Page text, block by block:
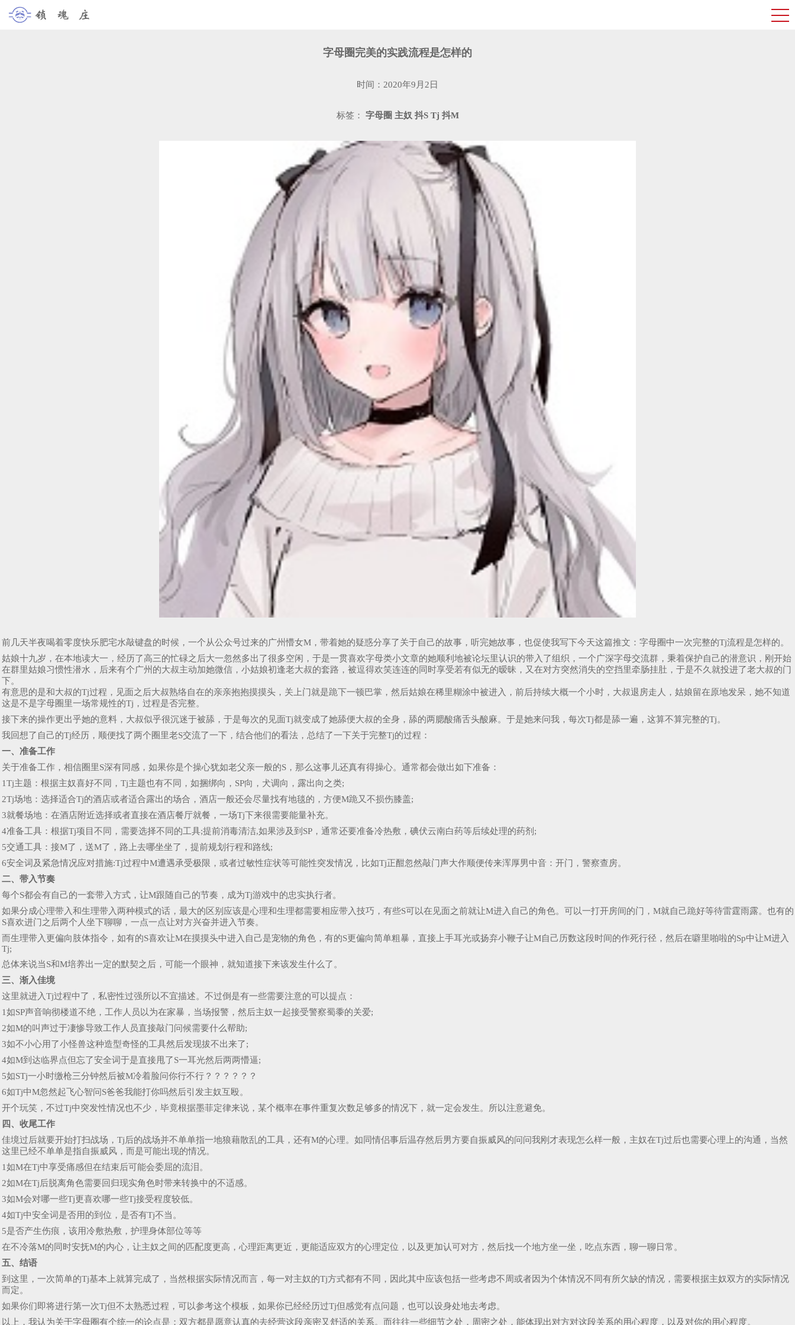
字母圈完美的实践流程是怎样的
时间：2020年9月2日
标签： 字母圈 主奴 抖S Tj 抖M
前几天半夜喝着零度快乐肥宅水敲键盘的时候，一个从公众号过来的广州懵女M，带着她的疑惑分享了关于自己的故事，听完她故事，也促使我写下今天这篇推文：字母圈中一次完整的Tj流程是怎样的。
姑娘十九岁，在本地读大一，经历了高三的忙碌之后大一忽然多出了很多空闲，于是一贯喜欢字母类小文章的她顺利地被论坛里认识的带入了组织，一个广深字母交流群，秉着保护自己的潜意识，刚开始
在群里姑娘习惯性潜水，后来有个广州的大叔主动加她微信，小姑娘初逢老大叔的套路，被逗得欢笑连连的同时享受若有似无的暧昧，又在对方突然消失的空挡里牵肠挂肚，于是不久就投进了老大叔的门
下。
有意思的是和大叔的Tj过程，见面之后大叔熟络自在的亲亲抱抱摸摸头，关上门就是跪下一顿巴掌，然后姑娘在稀里糊涂中被进入，前后持续大概一个小时，大叔退房走人，姑娘留在原地发呆，她不知道
这是不是字母圈里一场常规性的Tj，过程是否完整。
接下来的操作更出乎她的意料，大叔似乎很沉迷于被舔，于是每次的见面Tj就变成了她舔便大叔的全身，舔的两腮酸痛舌头酸麻。于是她来问我，每次Tj都是舔一遍，这算不算完整的Tj。
我回想了自己的Tj经历，顺便找了两个圈里老S交流了一下，结合他们的看法，总结了一下关于完整Tj的过程：
一、准备工作
关于准备工作，相信圈里S深有同感，如果你是个操心犹如老父亲一般的S，那么这事儿还真有得操心。通常都会做出如下准备：
1Tj主题：根据主奴喜好不同，Tj主题也有不同，如捆绑向，SP向，犬调向，露出向之类;
2Tj场地：选择适合Tj的酒店或者适合露出的场合，酒店一般还会尽量找有地毯的，方便M跪又不损伤膝盖;
3就餐场地：在酒店附近选择或者直接在酒店餐厅就餐，一场Tj下来很需要能量补充。
4准备工具：根据Tj项目不同，需要选择不同的工具;提前消毒清洁,如果涉及到SP，通常还要准备冷热敷，碘伏云南白药等后续处理的药剂;
5交通工具：接M了，送M了，路上去哪坐坐了，提前规划行程和路线;
6安全词及紧急情况应对措施:Tj过程中M遭遇承受极限，或者过敏性症状等可能性突发情况，比如Tj正酣忽然敲门声大作顺便传来浑厚男中音：开门，警察查房。
二、带入节奏
每个S都会有自己的一套带入方式，让M跟随自己的节奏，成为Tj游戏中的忠实执行者。
如果分成心理带入和生理带入两种模式的话，最大的区别应该是心理和生理都需要相应带入技巧，有些S可以在见面之前就让M进入自己的角色。可以一打开房间的门，M就自己跪好等待雷霆雨露。也有的
S喜欢进门之后两个人坐下聊聊，一点一点让对方兴奋并进入节奏。
而生理带入更偏向肢体指令，如有的S喜欢让M在摸摸头中进入自己是宠物的角色，有的S更偏向简单粗暴，直接上手耳光或扬弃小鞭子让M自己历数这段时间的作死行径，然后在噼里啪啦的Sp中让M进入
Tj;
总体来说当S和M培养出一定的默契之后，可能一个眼神，就知道接下来该发生什么了。
三、渐入佳境
这里就进入Tj过程中了，私密性过强所以不宜描述。不过倒是有一些需要注意的可以提点：
1如SP声音响彻楼道不绝，工作人员以为在家暴，当场报警，然后主奴一起接受警察蜀黍的关爱;
2如M的叫声过于凄惨导致工作人员直接敲门问候需要什么帮助;
3如不小心用了小怪兽这种造型奇怪的工具然后发现拔不出来了;
4如M到达临界点但忘了安全词于是直接甩了S一耳光然后两两懵逼;
5如STj一小时缴枪三分钟然后被M冷着脸问你行不行？？？？？？
6如Tj中M忽然起飞心智问S爸爸我能打你吗然后引发主奴互殴。
开个玩笑，不过Tj中突发性情况也不少，毕竟根据墨菲定律来说，某个概率在事件重复次数足够多的情况下，就一定会发生。所以注意避免。
四、收尾工作
佳境过后就要开始打扫战场，Tj后的战场并不单单指一地狼藉散乱的工具，还有M的心理。如同情侣事后温存然后男方要自振威风的问问我刚才表现怎么样一般，主奴在Tj过后也需要心理上的沟通，当然
这里已经不单单是指自振威风，而是可能出现的情况。
1如M在Tj中享受痛感但在结束后可能会委屈的流泪。
2如M在Tj后脱离角色需要回归现实角色时带来转换中的不适感。
3如M会对哪一些Tj更喜欢哪一些Tj接受程度较低。
4如Tj中安全词是否用的到位，是否有Tj不当。
5是否产生伤痕，该用冷敷热敷，护理身体部位等等
在不冷落M的同时安抚M的内心，让主奴之间的匹配度更高，心理距离更近，更能适应双方的心理定位，以及更加认可对方，然后找一个地方坐一坐，吃点东西，聊一聊日常。
五、结语
到这里，一次简单的Tj基本上就算完成了，当然根据实际情况而言，每一对主奴的Tj方式都有不同，因此其中应该包括一些考虑不周或者因为个体情况不同有所欠缺的情况，需要根据主奴双方的实际情况
而定。
如果你们即将进行第一次Tj但不太熟悉过程，可以参考这个模板，如果你已经经历过Tj但感觉有点问题，也可以设身处地去考虑。
以上，我认为关于字母圈有个统一的论点是：双方都是愿意认真的去经营这段亲密又舒适的关系。而往往一些细节之处，周密之处，能体现出对方对这段关系的用心程度，以及对你的用心程度。